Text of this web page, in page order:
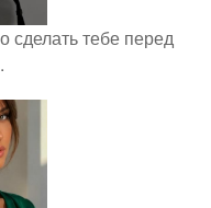
сделать тебе перед